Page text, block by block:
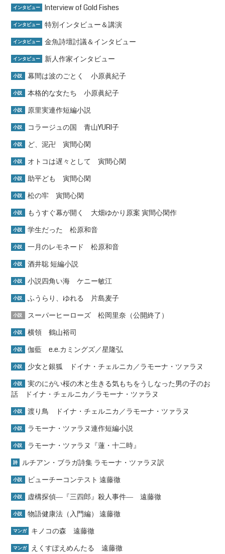
インタビュー Interview of Gold Fishes
インタビュー 特別インタビュー＆講演
インタビュー 金魚詩壇討議＆インタビュー
インタビュー 新人作家インタビュー
小説 幕間は波のごとく 小原眞紀子
小説 本格的な女たち 小原眞紀子
小説 原里実連作短編小説
小説 コラージュの国 青山YURI子
小説 ど、泥卍 寅間心閑
小説 オトコは遅々として 寅間心閑
小説 助平ども 寅間心閑
小説 松の牢 寅間心閑
小説 もうすぐ幕が開く 大畑ゆかり原案 寅間心閑作
小説 学生だった 松原和音
小説 一月のレモネード 松原和音
小説 酒井聡 短編小説
小説 小説四角い海 ケニー敏江
小説 ふうらり、ゆれる 片島麦子
小説 スーパーヒーローズ 松岡里奈（公開終了）
小説 横領 鶴山裕司
小説 伽藍 e.e.カミングズ／星隆弘
小説 少女と銀狐 ドイナ・チェルニカ／ラモーナ・ツァラヌ
小説
実のにがい桜の木と生きる気もちをうしなった男の子のお
話 ドイナ・チェルニカ／ラモーナ・ツァラヌ
小説 渡り鳥 ドイナ・チェルニカ／ラモーナ・ツァラヌ
小説 ラモーナ・ツァラヌ連作短編小説
小説 ラモーナ・ツァラヌ『蓮・十二時』
詩 ルチアン・ブラガ詩集 ラモーナ・ツァラヌ訳
小説 ビューチーコンテスト 遠藤徹
小説 虚構探偵―『三四郎』殺人事件― 遠藤徹
小説 物語健康法（入門編） 遠藤徹
マンガ キノコの森 遠藤徹
マンガ えくすぽえめんたる 遠藤徹